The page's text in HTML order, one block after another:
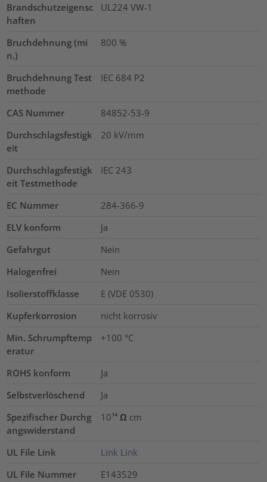
Brandschutzeigensc
haften
UL224 VW-1
Bruchdehnung (mi
n.)
800 %
Bruchdehnung Test
methode
IEC 684 P2
CAS Nummer
84852-53-9
Durchschlagsfestigk
eit
20 kV/mm
Durchschlagsfestigk
eit Testmethode
IEC 243
EC Nummer
284-366-9
ELV konform
Ja
Gefahrgut
Nein
Halogenfrei
Nein
Isolierstoffklasse
E (VDE 0530)
Kupferkorrosion
nicht korrosiv
Min. Schrumpftemp
eratur
+100 °C
ROHS konform
Ja
Selbstverlöschend
Ja
Spezifischer Durchg
angswiderstand
10¹⁴ Ω cm
UL File Link Link Link
UL File Nummer
E143529